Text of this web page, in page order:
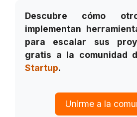
Descubre cómo
implementan
para escalar sus
gratis a la comunidad
Startup.
Unirme a la